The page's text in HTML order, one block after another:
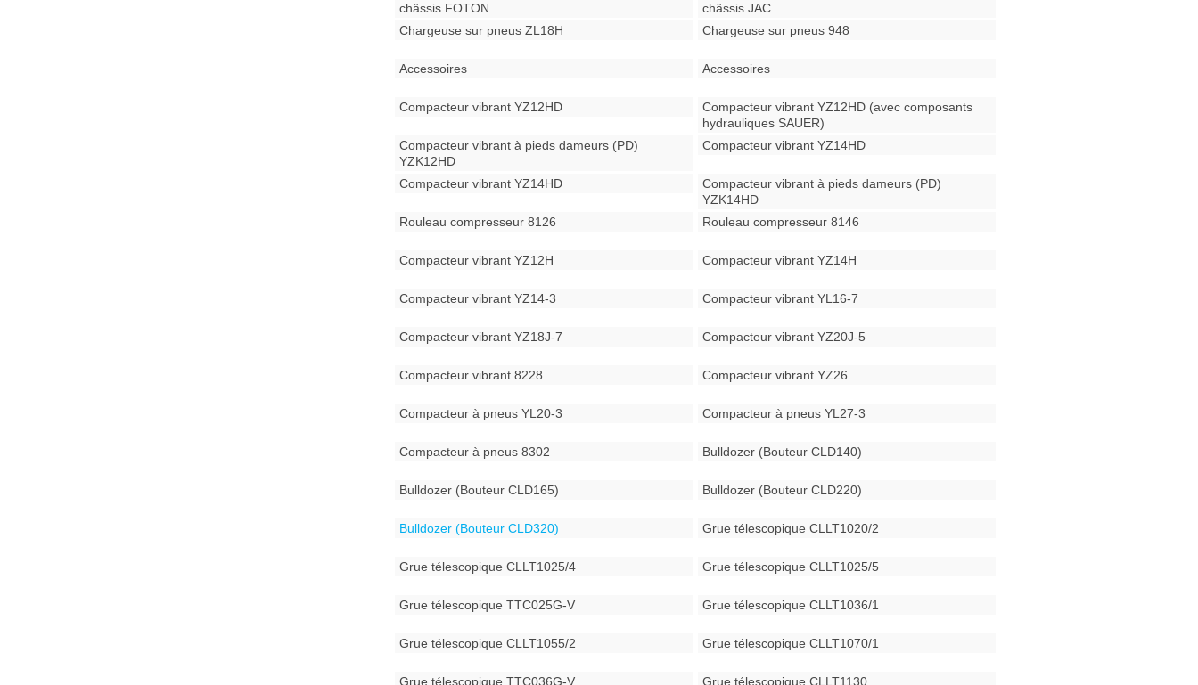
châssis FOTON
châssis JAC
Chargeuse sur pneus ZL18H
Chargeuse sur pneus 948
Accessoires Accessoires
Compacteur vibrant YZ12HD
Compacteur vibrant YZ12HD (avec composants
hydrauliques SAUER)
Compacteur vibrant à pieds dameurs (PD)
YZK12HD
Compacteur vibrant YZ14HD
Compacteur vibrant YZ14HD
Compacteur vibrant à pieds dameurs (PD)
YZK14HD
Rouleau compresseur 8126
Rouleau compresseur 8146
Compacteur vibrant YZ12H Compacteur vibrant YZ14H
Compacteur vibrant YZ14-3 Compacteur vibrant YL16-7
Compacteur vibrant YZ18J-7 Compacteur vibrant YZ20J-5
Compacteur vibrant 8228 Compacteur vibrant YZ26
Compacteur à pneus YL20-3 Compacteur à pneus YL27-3
Compacteur à pneus 8302 Bulldozer (Bouteur CLD140)
Bulldozer (Bouteur CLD165) Bulldozer (Bouteur CLD220)
Bulldozer (Bouteur CLD320) Grue télescopique CLLT1020/2
Grue télescopique CLLT1025/4 Grue télescopique CLLT1025/5
Grue télescopique TTC025G-V Grue télescopique CLLT1036/1
Grue télescopique CLLT1055/2 Grue télescopique CLLT1070/1
Grue télescopique TTC036G-V Grue télescopique CLLT1130